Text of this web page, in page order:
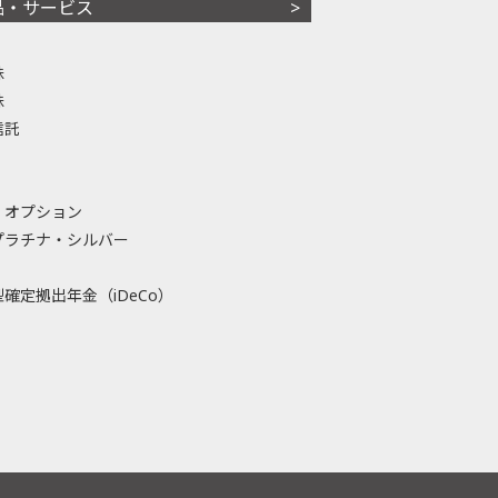
・サービス
託
プション
ラチナ・シルバー
定拠出年金（iDeCo）